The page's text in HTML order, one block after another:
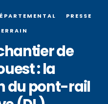
PRESSE
de
: la
du pont-rail